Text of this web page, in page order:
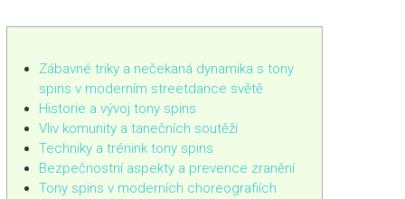
Zábavné triky a nečekaná dynamika s tony
spins v moderním streetdance světě
Historie a vývoj tony spins
Vliv komunity a tanečních soutěží
Techniky a trénink tony spins
Bezpečnostní aspekty a prevence zranění
Tony spins v moderních choreografiích